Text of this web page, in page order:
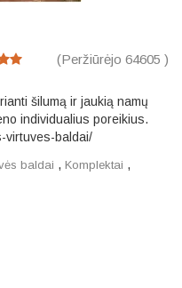
(Peržiūrėjo 64605 )
šilumą ir jaukią namų
individualius poreikius.
virtuves-baldai/
baldai , Komplektai ,